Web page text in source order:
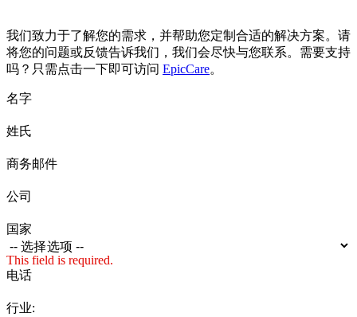
我们致力于了解您的需求，并帮助您定制合适的解决方案。请
将您的问题或反馈告诉我们，我们会尽快与您联系。需要支持
吗？只需点击一下即可访问 EpicCare。
名字
姓氏
商务邮件
公司
国家
This field is required.
电话
行业: